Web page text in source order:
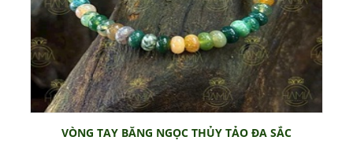
VÒNG TAY BĂNG NGỌC THỦY TẢO ĐA SẮC